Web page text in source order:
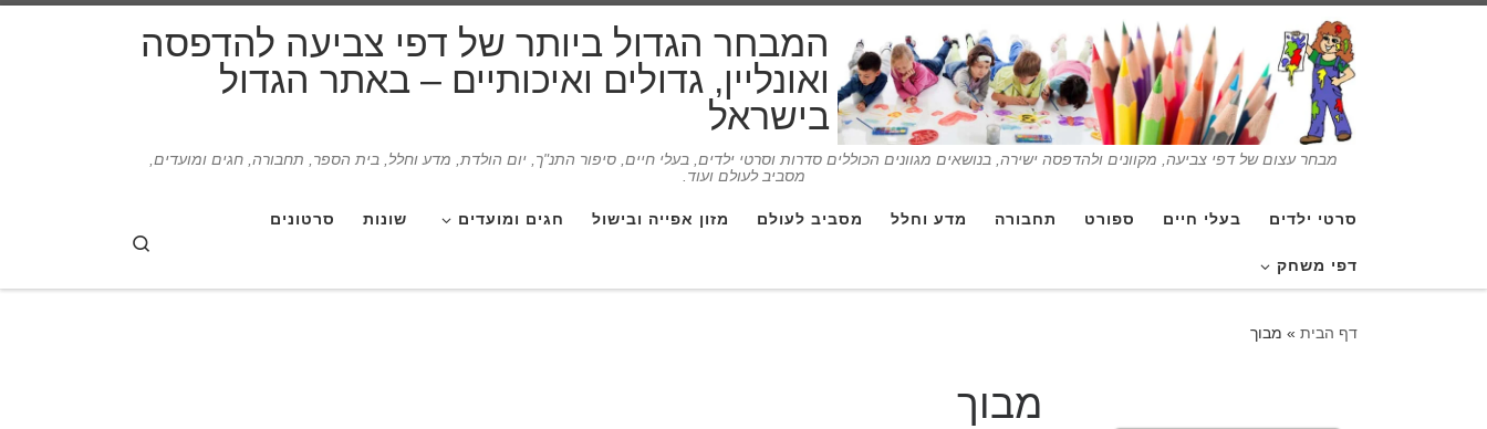
המבחר הגדול ביותר של דפי צביעה להדפסה
ואונליין, גדולים ואיכותיים – באתר הגדול
בישראל
מבחר עצום של דפי צביעה, מקוונים ולהדפסה ישירה, בנושאים מגוונים הכוללים סדרות וסרטי ילדים, בעלי חיים, סיפור התנ"ך, יום הולדת, מדע וחלל, בית הספר, תחבורה, חגים ומועדים,
מסביב לעולם ועוד.
סרטי ילדים בעלי חיים ספורט תחבורה מדע וחלל מסביב לעולם מזון אפייה ובישול חגים ומועדים שונות סרטונים
דפי משחק
דף הבית » מבוך
מבוך